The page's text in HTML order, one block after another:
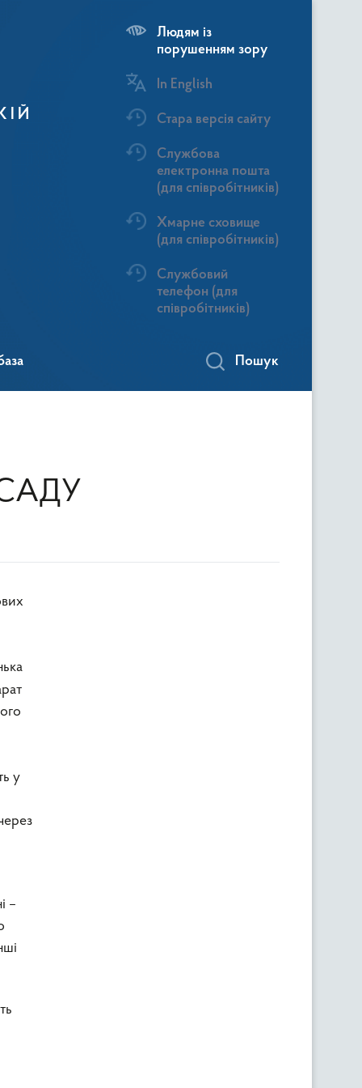
Людям із
порушенням зору
In English
Стара версія сайту
Службова
електронна пошта
(для співробітників)
Хмарне сховище
(для співробітників)
Службовий
телефон (для
співробітників)
Пошук
у
–